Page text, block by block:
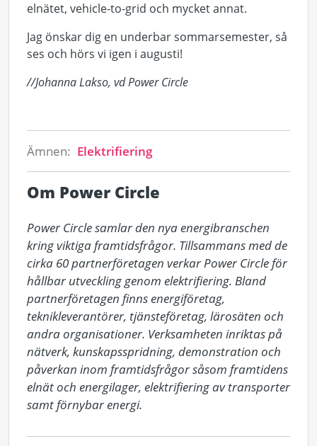
elnätet, vehicle-to-grid och mycket annat.
Jag önskar dig en underbar sommarsemester, så
ses och hörs vi igen i augusti!
//Johanna Lakso, vd Power Circle
Ämnen: Elektrifiering
Om Power Circle
Power Circle samlar den nya energibranschen
kring viktiga framtidsfrågor. Tillsammans med de
cirka 60 partnerföretagen verkar Power Circle för
hållbar utveckling genom elektrifiering. Bland
partnerföretagen finns energiföretag,
teknikleverantörer, tjänsteföretag, lärosäten och
andra organisationer. Verksamheten inriktas på
nätverk, kunskapsspridning, demonstration och
påverkan inom framtidsfrågor såsom framtidens
elnät och energilager, elektrifiering av transporter
samt förnybar energi.